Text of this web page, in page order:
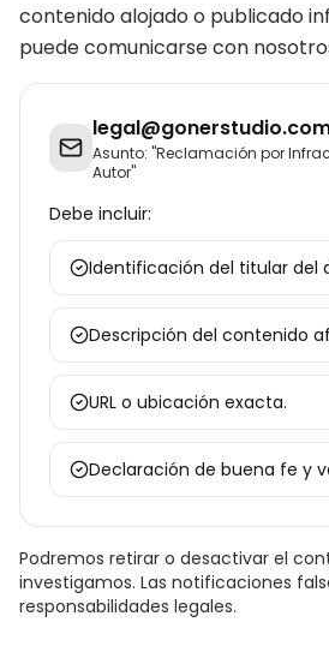
contenido alojado o publicado
puede comunicarse con
Asunto: "Reclamación por
Autor"
Debe incluir:
Identificación del titular del
Descripción del contenido
URL o ubicación exacta.
Declaración de buena fe y
Podremos retirar o desactivar el
investigamos. Las notificaciones
responsabilidades legales.